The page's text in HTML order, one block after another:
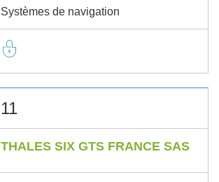
Systèmes de navigation
11
THALES SIX GTS FRANCE SAS